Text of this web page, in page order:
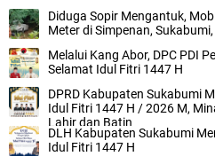
Diduga Sopir Mengantuk,
Meter di Simpenan,
Melalui Kang Abor, DPC PDI
Selamat Idul Fitri 1447 H
DPRD Kabupaten Sukabumi
Idul Fitri 1447 H / 2026 M,
Lahir dan Batin
DLH Kabupaten Sukabumi
Idul Fitri 1447 H